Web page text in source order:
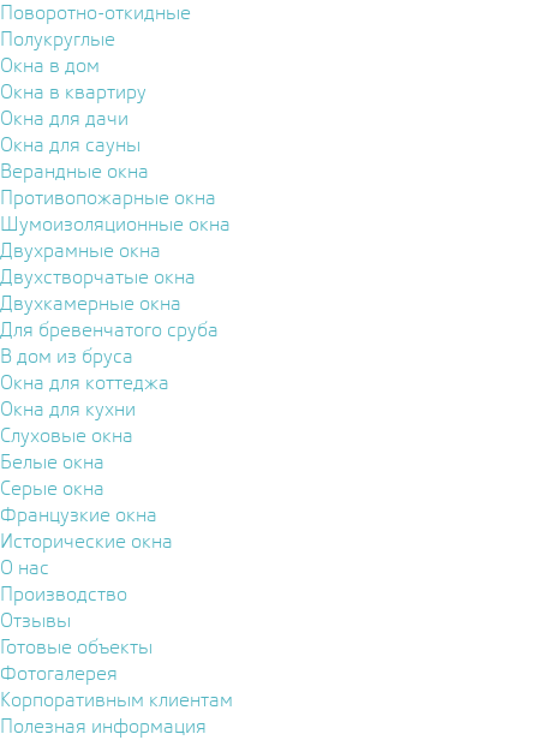
Поворотно-откидные
Полукруглые
Окна в дом
Окна в квартиру
Окна для дачи
Окна для сауны
Верандные окна
Противопожарные окна
Шумоизоляционные окна
Двухрамные окна
Двухстворчатые окна
Двухкамерные окна
Для бревенчатого сруба
В дом из бруса
Окна для коттеджа
Окна для кухни
Слуховые окна
Белые окна
Серые окна
Французкие окна
Исторические окна
О нас
Производство
Отзывы
Готовые объекты
Фотогалерея
Корпоративным клиентам
Полезная информация